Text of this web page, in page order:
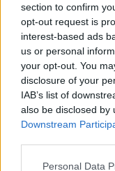
section to confirm
opt-out request is
interest-based ads
us or personal
your opt-out. You
disclosure of your
IAB’s list of
also be disclosed by
Downstream
Please note that
Personal Data
- Egyes
kísérő kell. Ilyen
veszélyes/drága
ajtó csak akkor
kártyát mutatnak
De a már
találunk
pénzszállító
ezeknél is két